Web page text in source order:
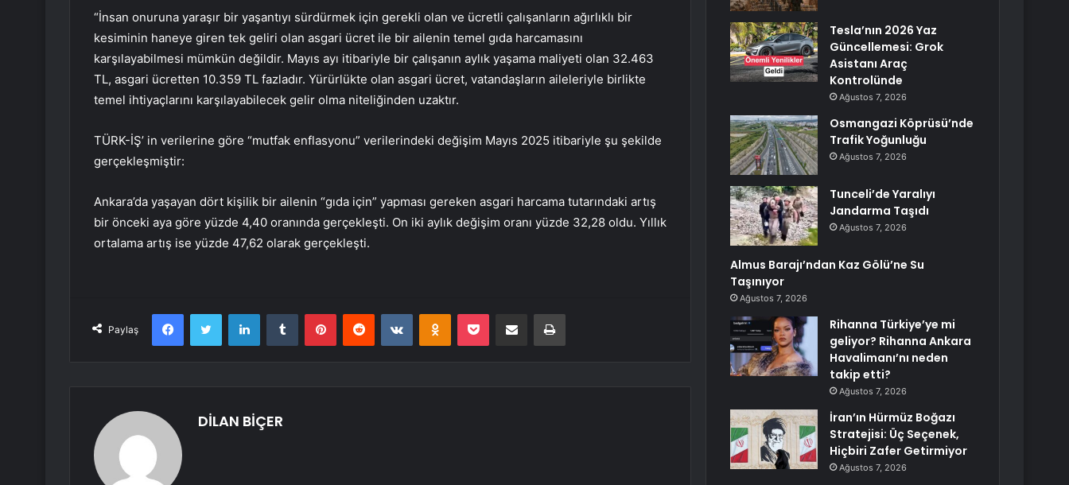
“İnsan onuruna yaraşır bir yaşantıyı sürdürmek için gerekli olan ve ücretli çalışanların ağırlıklı bir
kesiminin haneye giren tek geliri olan asgari ücret ile bir ailenin temel gıda harcamasını
karşılayabilmesi mümkün değildir. Mayıs ayı itibariyle bir çalışanın aylık yaşama maliyeti olan 32.463
TL, asgari ücretten 10.359 TL fazladır. Yürürlükte olan asgari ücret, vatandaşların aileleriyle birlikte
temel ihtiyaçlarını karşılayabilecek gelir olma niteliğinden uzaktır.
TÜRK-İŞ’ in verilerine göre “mutfak enflasyonu” verilerindeki değişim Mayıs 2025 itibariyle şu şekilde
gerçekleşmiştir:
Ankara’da yaşayan dört kişilik bir ailenin “gıda için” yapması gereken asgari harcama tutarındaki artış
bir önceki aya göre yüzde 4,40 oranında gerçekleşti. On iki aylık değişim oranı yüzde 32,28 oldu. Yıllık
ortalama artış ise yüzde 47,62 olarak gerçekleşti.
Paylaş
FacebookTwitter LinkedInTumblr PinterestReddit VKontakteOdnoklassniki
Pocket E-Posta ile paylaş Yazdır
DİLAN BİÇER
Tesla’nın 2026 Yaz
Güncellemesi: Grok
Asistanı Araç
Kontrolünde
Ağustos 7, 2026
Osmangazi Köprüsü’nde
Trafik Yoğunluğu
Ağustos 7, 2026
Tunceli’de Yaralıyı
Jandarma Taşıdı
Ağustos 7, 2026
Almus Barajı’ndan Kaz Gölü’ne Su
Taşınıyor
Ağustos 7, 2026
Rihanna Türkiye’ye mi
geliyor? Rihanna Ankara
Havalimanı’nı neden
takip etti?
Ağustos 7, 2026
İran’ın Hürmüz Boğazı
Stratejisi: Üç Seçenek,
Hiçbiri Zafer Getirmiyor
Ağustos 7, 2026